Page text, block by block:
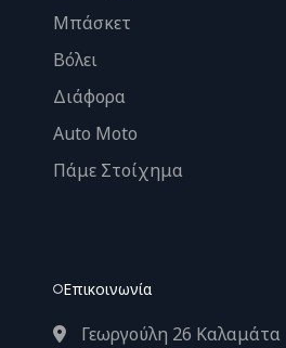
Μπάσκετ
Βόλει
Διάφορα
Auto Moto
Πάμε Στοίχημα
Επικοινωνία
Γεωργούλη 26 Καλαμάτα